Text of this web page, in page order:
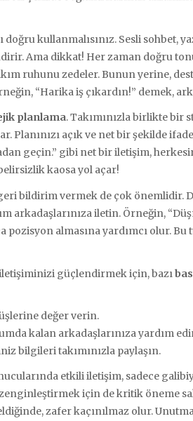
kullanmalısınız. Sesli sohbet,
Ama dikkat! Her zaman doğru
ruhunu zedeler. Bunun yerine,
“Harika iş çıkardın!” demek,
planlama. Takımınızla birlikte bir
Planınızı açık ve net bir şekilde
geçin.” gibi net bir iletişim,
kaosa yol açar!
geri bildirim vermek de çok önemlidir.
arkadaşlarınıza iletin. Örneğin,
pozisyon almasına yardımcı olur.
güçlendirmek için, bazı
değer verin.
kalan arkadaşlarınıza yardım
bilgileri takımınızla paylaşın.
etkili iletişim, sadece
için de kritik öneme
zafer kaçınılmaz olur.